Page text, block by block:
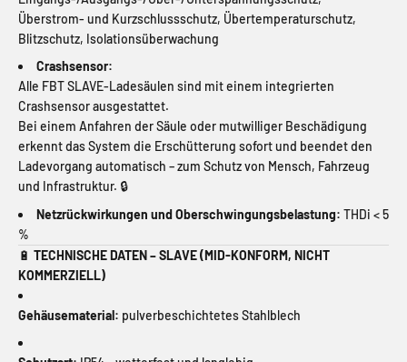
Überstrom- und Kurzschlussschutz, Übertemperaturschutz,
Blitzschutz, Isolationsüberwachung
Crashsensor:
Alle FBT SLAVE-Ladesäulen sind mit einem integrierten
Crashsensor ausgestattet.
Bei einem Anfahren der Säule oder mutwilliger Beschädigung
erkennt das System die Erschütterung sofort und beendet den
Ladevorgang automatisch – zum Schutz von Mensch, Fahrzeug
und Infrastruktur. 🔒
Netzrückwirkungen und Oberschwingungsbelastung: THDi < 5
%
🔋 TECHNISCHE DATEN – SLAVE (MID-KONFORM, NICHT
KOMMERZIELL)
Gehäusematerial: pulverbeschichtetes Stahlblech